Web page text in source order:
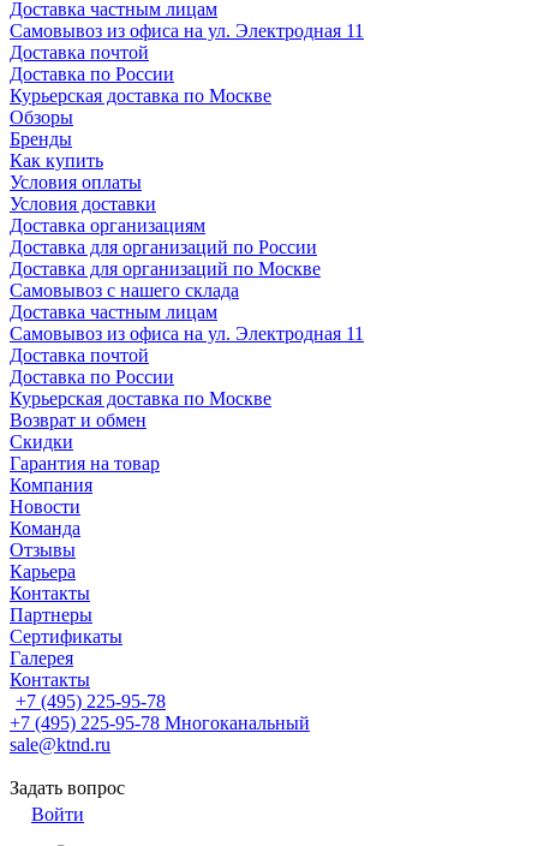
Доставка частным лицам
Самовывоз из офиса на ул. Электродная 11
Доставка почтой
Доставка по России
Курьерская доставка по Москве
Обзоры
Бренды
Как купить
Условия оплаты
Условия доставки
Доставка организациям
Доставка для организаций по России
Доставка для организаций по Москве
Самовывоз с нашего склада
Доставка частным лицам
Самовывоз из офиса на ул. Электродная 11
Доставка почтой
Доставка по России
Курьерская доставка по Москве
Возврат и обмен
Скидки
Гарантия на товар
Компания
Новости
Команда
Отзывы
Карьера
Контакты
Партнеры
Сертификаты
Галерея
Контакты
+7 (495) 225-95-78
+7 (495) 225-95-78 Многоканальный
sale@ktnd.ru
Задать вопрос
Войти